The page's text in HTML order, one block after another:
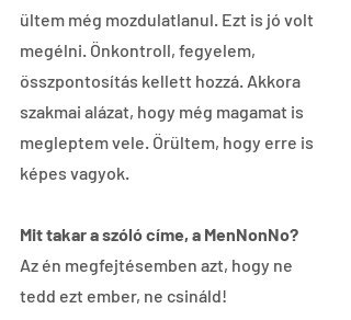
ültem még mozdulatlanul. Ezt is jó volt
megélni. Önkontroll, fegyelem,
összpontosítás kellett hozzá. Akkora
szakmai alázat, hogy még magamat is
megleptem vele. Örültem, hogy erre is
képes vagyok.
Mit takar a szóló címe, a MenNonNo?
Az én megfejtésemben azt, hogy ne
tedd ezt ember, ne csináld!